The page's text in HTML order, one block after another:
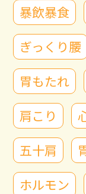
暴飲暴食
ぎっくり腰
胃もたれ
肩こり
五十肩
ホルモン